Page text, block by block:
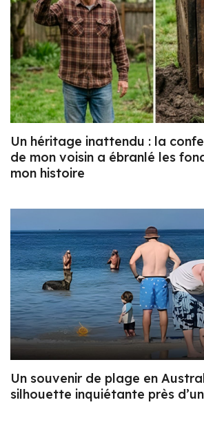
Un héritage inattendu : la
de mon voisin a ébranlé les
mon histoire
Un souvenir de plage en
silhouette inquiétante près